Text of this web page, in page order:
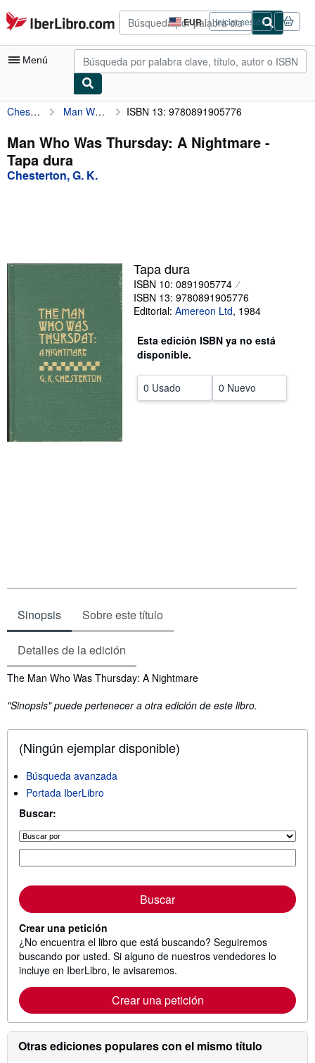
Pasar al contenido principal
IberLibro.com EUR
Preferencias
de
compra
del
Iniciar sesión
Menú
Mi cuenta
Consultar mis pedidos
Búsqueda avanzada
Vendedores
Ayuda
CERRAR
Chesterton, G. K. Man Who Was Thursday: A Nightmare ISBN 13: 9780891905776
Man Who Was Thursday: A Nightmare -
Tapa dura
Chesterton, G. K.
Tapa dura
ISBN 10: 0891905774
ISBN 13: 9780891905776
Editorial: Amereon Ltd, 1984
Esta edición ISBN ya no está
disponible.
0 Usado 0 Nuevo
Sinopsis Sobre este título
Detalles de la edición
Sinopsis
The Man Who Was Thursday: A Nightmare
"Sinopsis" puede pertenecer a otra edición de este libro.
(Ningún ejemplar disponible)
Búsqueda avanzada
Portada IberLibro
Buscar:
Buscar
Crear una petición
¿No encuentra el libro que está buscando? Seguiremos
buscando por usted. Si alguno de nuestros vendedores lo
incluye en IberLibro, le avisaremos.
Crear una petición
Otras ediciones populares con el mismo título